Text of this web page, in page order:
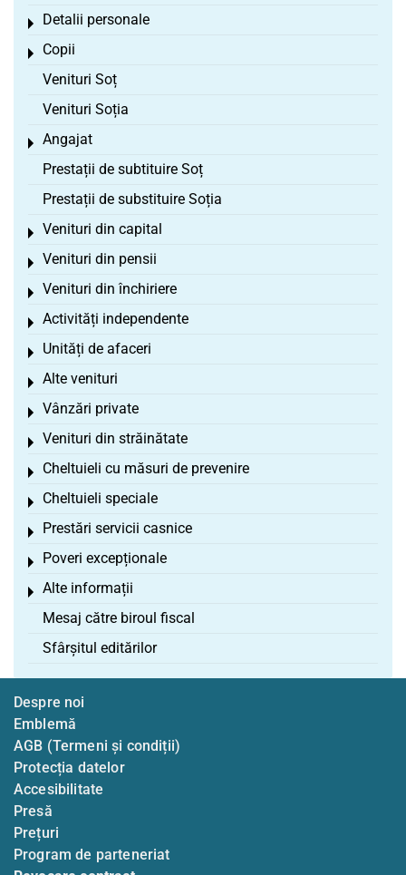
Detalii personale
Toggle menu
Copii
Toggle menu
Venituri Soț
Venituri Soția
Angajat
Toggle menu
Prestații de subtituire Soț
Prestații de substituire Soția
Venituri din capital
Toggle menu
Venituri din pensii
Toggle menu
Venituri din închiriere
Toggle menu
Activități independente
Toggle menu
Unități de afaceri
Toggle menu
Alte venituri
Toggle menu
Vânzări private
Toggle menu
Venituri din străinătate
Toggle menu
Cheltuieli cu măsuri de prevenire
Toggle menu
Cheltuieli speciale
Toggle menu
Prestări servicii casnice
Toggle menu
Poveri excepționale
Toggle menu
Alte informații
Toggle menu
Mesaj către biroul fiscal
Sfârșitul editărilor
Despre noi
Emblemă
AGB (Termeni și condiții)
Protecția datelor
Accesibilitate
Presă
Prețuri
Program de parteneriat